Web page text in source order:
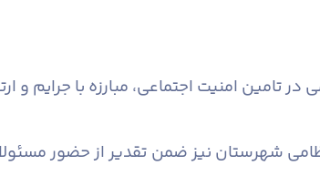
تامین امنیت اجتماعی، مبارزه با جرایم
شهرستان نیز ضمن تقدیر از حضور